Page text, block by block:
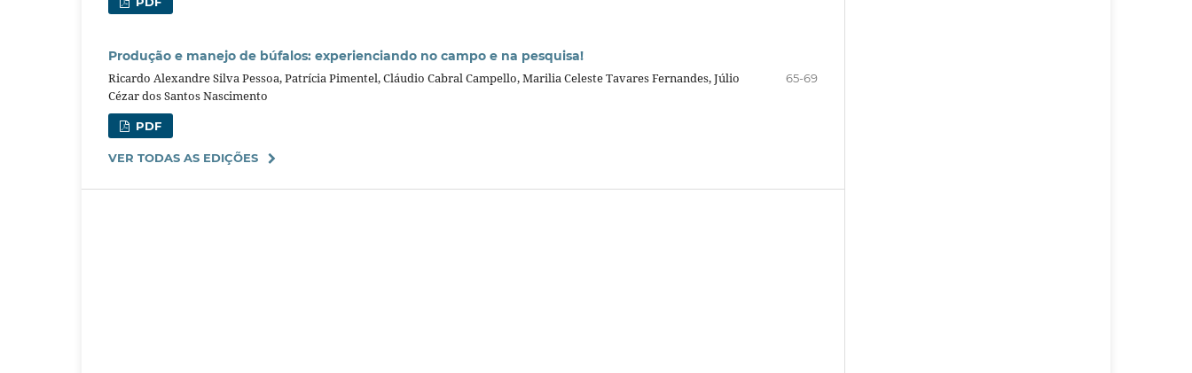
Produção e manejo de búfalos: experienciando no campo e na pesquisa!
Ricardo Alexandre Silva Pessoa, Patrícia Pimentel, Cláudio Cabral Campello, Marilia Celeste Tavares Fernandes, Júlio
Cézar dos Santos Nascimento
65-69
PDF
VER TODAS AS EDIÇÕES